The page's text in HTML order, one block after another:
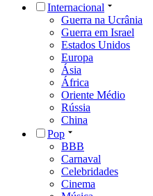
Internacional
Guerra na Ucrânia
Guerra em Israel
Estados Unidos
Europa
Ásia
África
Oriente Médio
Rússia
China
Pop
BBB
Carnaval
Celebridades
Cinema